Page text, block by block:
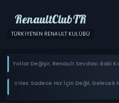
RenaultClubTR
TÜRKIYE'NIN RENAULT KULÜBÜ
Yollar Değişir, Renault Sevdası Baki
Vites Sadece Hız İçin Değil, Gelecek